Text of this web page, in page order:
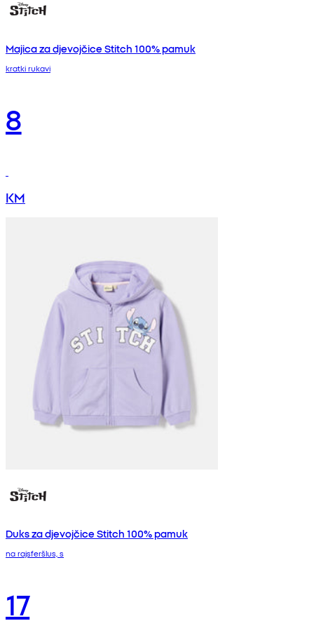
Majica za djevojčice Stitch 100% pamuk
kratki rukavi
8
KM
Duks za djevojčice Stitch 100% pamuk
na rajsferšlus, s
17